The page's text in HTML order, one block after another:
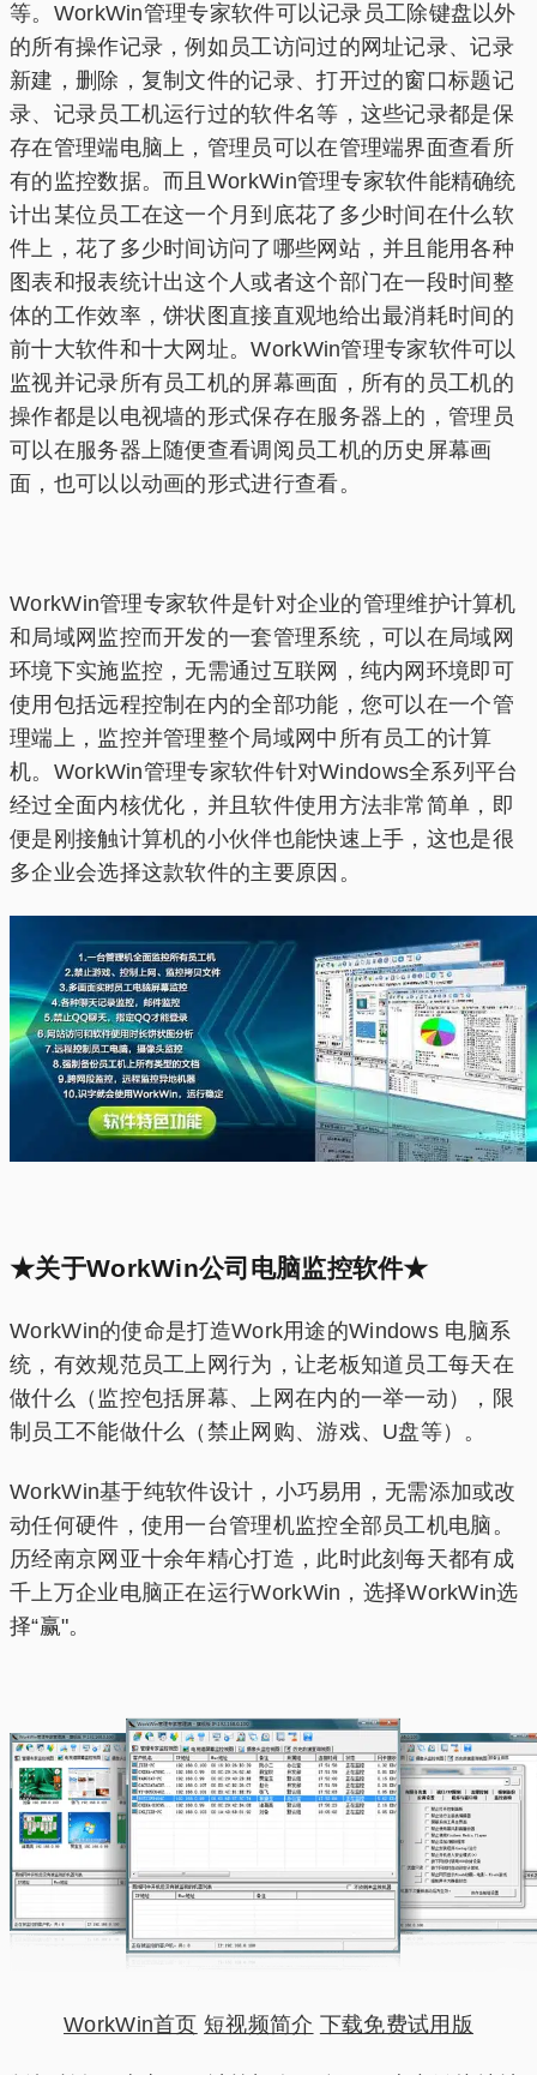
等。WorkWin管理专家软件可以记录员工除键盘以外
的所有操作记录，例如员工访问过的网址记录、记录
新建，删除，复制文件的记录、打开过的窗口标题记
录、记录员工机运行过的软件名等，这些记录都是保
存在管理端电脑上，管理员可以在管理端界面查看所
有的监控数据。而且WorkWin管理专家软件能精确统
计出某位员工在这一个月到底花了多少时间在什么软
件上，花了多少时间访问了哪些网站，并且能用各种
图表和报表统计出这个人或者这个部门在一段时间整
体的工作效率，饼状图直接直观地给出最消耗时间的
前十大软件和十大网址。WorkWin管理专家软件可以
监视并记录所有员工机的屏幕画面，所有的员工机的
操作都是以电视墙的形式保存在服务器上的，管理员
可以在服务器上随便查看调阅员工机的历史屏幕画
面，也可以以动画的形式进行查看。
WorkWin管理专家软件是针对企业的管理维护计算机
和局域网监控而开发的一套管理系统，可以在局域网
环境下实施监控，无需通过互联网，纯内网环境即可
使用包括远程控制在内的全部功能，您可以在一个管
理端上，监控并管理整个局域网中所有员工的计算
机。WorkWin管理专家软件针对Windows全系列平台
经过全面内核优化，并且软件使用方法非常简单，即
便是刚接触计算机的小伙伴也能快速上手，这也是很
多企业会选择这款软件的主要原因。
★关于WorkWin公司电脑监控软件★
WorkWin的使命是打造Work用途的Windows 电脑系
统，有效规范员工上网行为，让老板知道员工每天在
做什么（监控包括屏幕、上网在内的一举一动），限
制员工不能做什么（禁止网购、游戏、U盘等）。
WorkWin基于纯软件设计，小巧易用，无需添加或改
动任何硬件，使用一台管理机监控全部员工机电脑。
历经南京网亚十余年精心打造，此时此刻每天都有成
千上万企业电脑正在运行WorkWin，选择WorkWin选
择“赢"。
WorkWin首页 短视频简介 下载免费试用版